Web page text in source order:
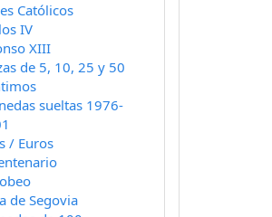
Católicos
IV
XIII
de 5, 10, 25 y 50
sueltas 1976-
/ Euros
de Segovia